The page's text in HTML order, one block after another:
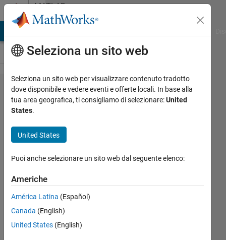
Vai al contenutoMATLAB
Answers
サイ
レン
ード
イン
スト
ール
で「製
品​フ
Seleziona un sito web
Seleziona un sito web per visualizzare contenuto tradotto
dove disponibile e vedere eventi e offerte locali. In base alla
tua area geografica, ti consigliamo di selezionare:United
States.
United States
Puoi anche selezionare un sito web dal seguente elenco:
Americhe
América Latina (Español)
Canada (English)
United States (English)